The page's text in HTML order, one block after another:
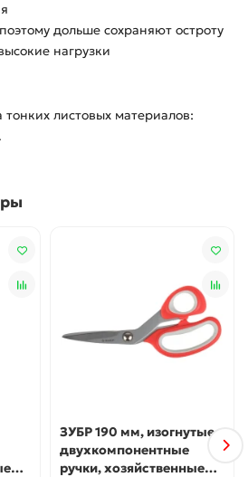
дольше сохраняют остроту
нагрузки
листовых материалов:
ЗУБР 190 мм, изогнутые
двухкомпонентные
ручки, хозяйственные